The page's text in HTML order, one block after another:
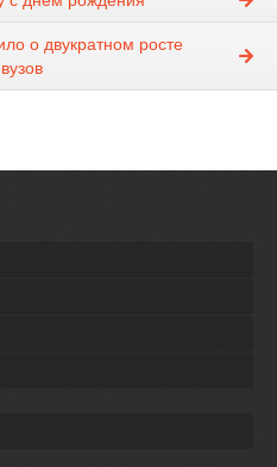
о двукратном росте